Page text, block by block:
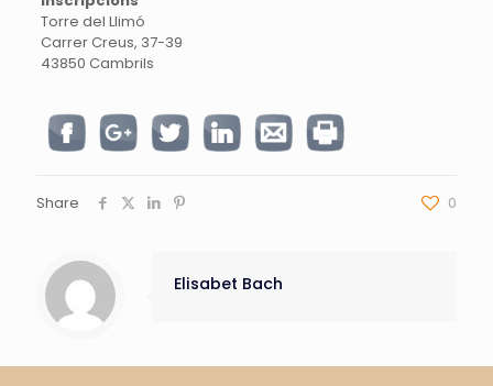
Torre del Llimó
Carrer Creus, 37-39
43850 Cambrils
Share 0
Elisabet Bach